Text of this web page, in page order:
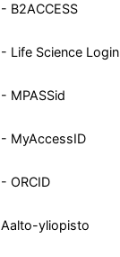
- B2ACCESS
- Life Science Login
- MPASSid
- MyAccessID
- ORCID
Aalto-yliopisto